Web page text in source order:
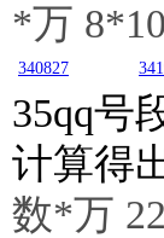
*万
340827
35qq号
计算得
数*万